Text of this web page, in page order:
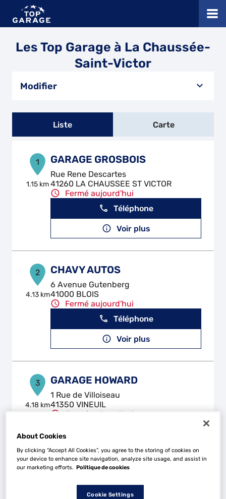
Les Top Garage à La Chaussée-
Saint-Victor
Modifier
Liste Carte
1
1.15 km
GARAGE GROSBOIS
Rue Rene Descartes
41260 LA CHAUSSEE ST VICTOR
Fermé aujourd'hui
Téléphone
Voir plus
2
4.13 km
CHAVY AUTOS
6 Avenue Gutenberg
41000 BLOIS
Fermé aujourd'hui
Téléphone
Voir plus
3
4.18 km
GARAGE HOWARD
1 Rue de Villoiseau
41350 VINEUIL
Fermé aujourd'hui
Voir plus
MDC AUTOMOBILES
About Cookies
By clicking “Accept All Cookies”, you agree to the storing of cookies on
your device to enhance site navigation, analyze site usage, and assist in
our marketing efforts. Politique de cookies
Cookie Settings